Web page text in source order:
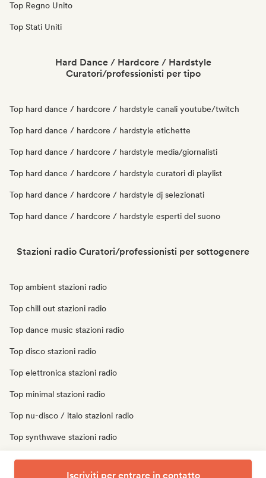
Top Regno Unito
Top Stati Uniti
Hard Dance / Hardcore / Hardstyle
Curatori/professionisti per tipo
Top hard dance / hardcore / hardstyle canali youtube/twitch
Top hard dance / hardcore / hardstyle etichette
Top hard dance / hardcore / hardstyle media/giornalisti
Top hard dance / hardcore / hardstyle curatori di playlist
Top hard dance / hardcore / hardstyle dj selezionati
Top hard dance / hardcore / hardstyle esperti del suono
Stazioni radio Curatori/professionisti per sottogenere
Top ambient stazioni radio
Top chill out stazioni radio
Top dance music stazioni radio
Top disco stazioni radio
Top elettronica stazioni radio
Top minimal stazioni radio
Top nu-disco / italo stazioni radio
Top synthwave stazioni radio
Top techno stazioni radio
Iscriviti per entrare in contatto